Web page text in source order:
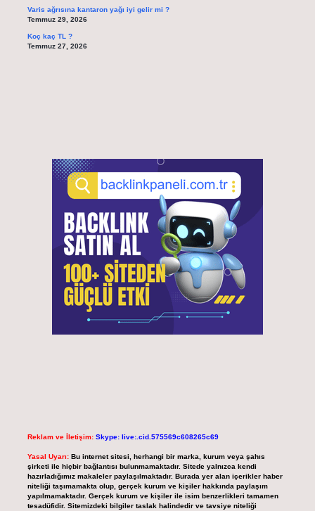
Varis ağrısına kantaron yağı iyi gelir mi ?
Temmuz 29, 2026
Koç kaç TL ?
Temmuz 27, 2026
Reklam ve İletişim: Skype: live:.cid.575569c608265c69
Yasal Uyarı: Bu internet sitesi, herhangi bir marka, kurum veya şahıs
şirketi ile hiçbir bağlantısı bulunmamaktadır. Sitede yalnızca kendi
hazırladığımız makaleler paylaşılmaktadır. Burada yer alan içerikler haber
niteliği taşımamakta olup, gerçek kurum ve kişiler hakkında paylaşım
yapılmamaktadır. Gerçek kurum ve kişiler ile isim benzerlikleri tamamen
tesadüfidir. Sitemizdeki bilgiler taslak halindedir ve tavsiye niteliği